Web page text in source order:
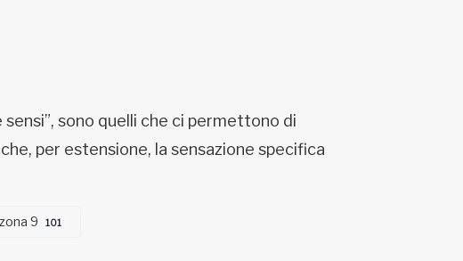
sono quelli che ci permettono di
per estensione, la sensazione specifica
zona 9 101